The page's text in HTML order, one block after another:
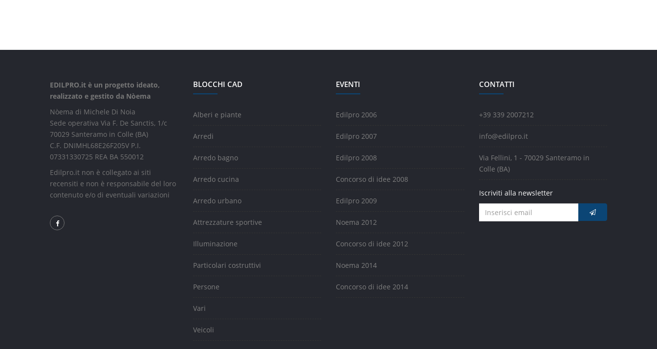
EDILPRO.it è un progetto ideato,
realizzato e gestito da Nòema
Nòema di Michele Di Noia
Sede operativa Via F. De Sanctis, 1/c
70029 Santeramo in Colle (BA)
C.F. DNIMHL68E26F205V P.I.
07331330725 REA BA 550012
Edilpro.it non è collegato ai siti
recensiti e non è responsabile del loro
contenuto e/o di eventuali variazioni
BLOCCHI CAD
Alberi e piante
Arredi
Arredo bagno
Arredo cucina
Arredo urbano
Attrezzature sportive
Illuminazione
Particolari costruttivi
Persone
Vari
Veicoli
EVENTI
Edilpro 2006
Edilpro 2007
Edilpro 2008
Concorso di idee 2008
Edilpro 2009
Noema 2012
Concorso di idee 2012
Noema 2014
Concorso di idee 2014
CONTATTI
+39 339 2007212
info@edilpro.it
Via Fellini, 1 - 70029 Santeramo in
Colle (BA)
Iscriviti alla newsletter